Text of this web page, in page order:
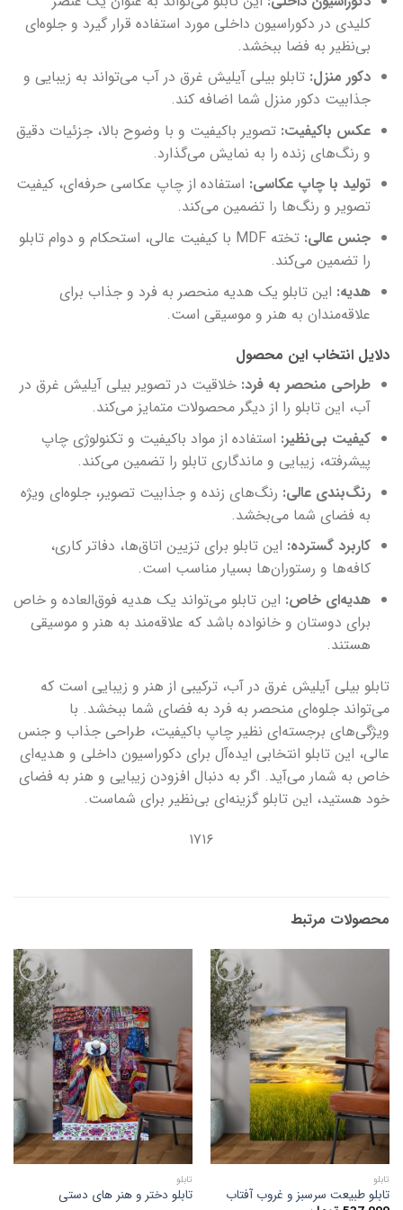
کلیدی در دکوراسیون داخلی مورد استفاده قرار گیرد و جلوه‌ای
بی‌نظیر به فضا ببخشد.
دکور منزل: تابلو بیلی آیلیش غرق در آب می‌تواند به زیبایی و
جذابیت دکور منزل شما اضافه کند.
عکس باکیفیت: تصویر باکیفیت و با وضوح بالا، جزئیات دقیق
و رنگ‌های زنده را به نمایش می‌گذارد.
تولید با چاپ عکاسی: استفاده از چاپ عکاسی حرفه‌ای، کیفیت
تصویر و رنگ‌ها را تضمین می‌کند.
جنس عالی:
تخته MDF با کیفیت عالی، استحکام و دوام تابلو
را تضمین می‌کند.
هدیه: این تابلو یک هدیه منحصر به فرد و جذاب برای
علاقه‌مندان به هنر و موسیقی است.
دلایل انتخاب این محصول
طراحی منحصر به فرد: خلاقیت در تصویر بیلی آیلیش غرق در
آب، این تابلو را از دیگر محصولات متمایز می‌کند.
کیفیت بی‌نظیر: استفاده از مواد باکیفیت و تکنولوژی چاپ
پیشرفته، زیبایی و ماندگاری تابلو را تضمین می‌کند.
رنگ‌بندی عالی: رنگ‌های زنده و جذابیت تصویر، جلوه‌ای ویژه
به فضای شما می‌بخشد.
کاربرد گسترده: این تابلو برای تزیین اتاق‌ها، دفاتر کاری،
کافه‌ها و رستوران‌ها بسیار مناسب است.
هدیه‌ای خاص: این تابلو می‌تواند یک هدیه فوق‌العاده و خاص
برای دوستان و خانواده باشد که علاقه‌مند به هنر و موسیقی
هستند.
تابلو بیلی آیلیش غرق در آب، ترکیبی از هنر و زیبایی است که
می‌تواند جلوه‌ای منحصر به فرد به فضای شما ببخشد. با
ویژگی‌های برجسته‌ای نظیر چاپ باکیفیت، طراحی جذاب و جنس
عالی، این تابلو انتخابی ایده‌آل برای دکوراسیون داخلی و هدیه‌ای
خاص به شمار می‌آید. اگر به دنبال افزودن زیبایی و هنر به فضای
خود هستید، این تابلو گزینه‌ای بی‌نظیر برای شماست.
۱۷۱۶
محصولات مرتبط
افزودن
به
علاقه
مندی
تابلو
تابلو طبیعت سرسبز و غروب آفتاب
افزودن
به
علاقه
مندی
تابلو
تابلو دختر و هنر های دستی